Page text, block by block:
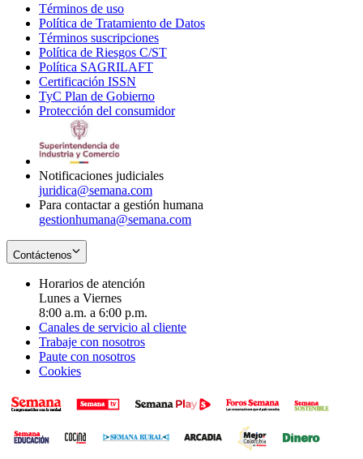
Términos de uso
in
new
window
Política de Tratamiento de Datos
Términos suscripciones
in
Política de Riesgos C/ST
Política SAGRILAFT
new
window
Certificación ISSN
in
new
TyC Plan de Gobierno
in
Protección del consumidorOpens
Notificaciones judiciales
juridica@semana.com
Para contactar a gestión humana
gestionhumana@semana.com
Contáctenos
Horarios de atención
Lunes a Viernes
8:00 a.m. a 6:00 p.m.
Canales de servicio al cliente
Trabaje con nosotros
Paute con nosotros
Cookies